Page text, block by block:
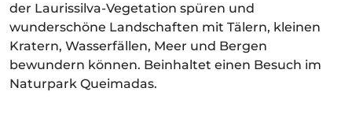
der Laurissilva-Vegetation spüren und
wunderschöne Landschaften mit Tälern, kleinen
Kratern, Wasserfällen, Meer und Bergen
bewundern können. Beinhaltet einen Besuch im
Naturpark Queimadas.